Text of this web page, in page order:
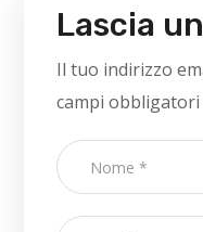
Lascia
Il tuo indirizzo
campi